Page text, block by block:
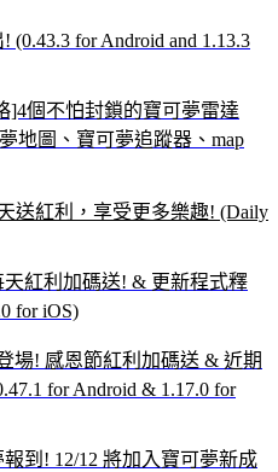
for Android and 1.13.3
]4個不怕封鎖的寶可夢雷達
地圖、寶可夢追蹤器、map
送紅利，享受更多樂趣! (Daily
紅利加碼送! & 更新程式釋
for iOS)
場! 感恩節紅利加碼送 & 近期
for Android & 1.17.0 for
到! 12/12 將加入寶可夢新成